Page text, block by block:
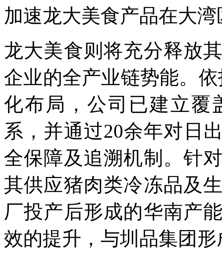
加速龙大美食产品在大
龙大美食则将充分释放
企业的全产业链势能。
化布局，公司已建立覆
系，并通过20余年对日
全保障及追溯机制。针
其供应猪肉类冷冻品及
厂投产后形成的华南产
效的提升，与圳品集团